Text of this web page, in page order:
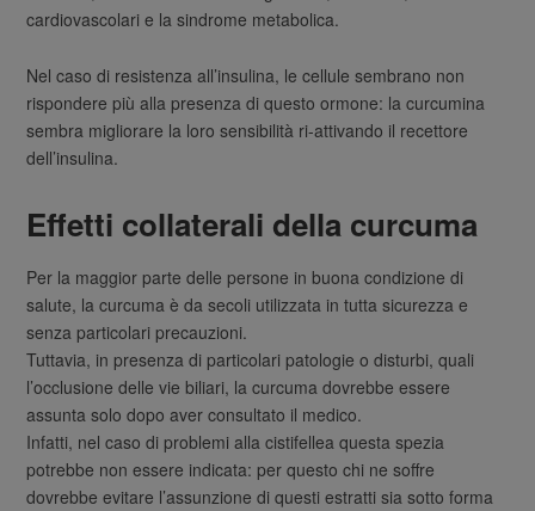
cardiovascolari e la sindrome metabolica.
Nel caso di resistenza all’insulina, le cellule sembrano non
rispondere più alla presenza di questo ormone: la curcumina
sembra migliorare la loro sensibilità ri-attivando il recettore
dell’insulina.
Effetti collaterali della curcuma
Per la maggior parte delle persone in buona condizione di
salute, la curcuma è da secoli utilizzata in tutta sicurezza e
senza particolari precauzioni.
Tuttavia, in presenza di particolari patologie o disturbi, quali
l’occlusione delle vie biliari, la curcuma dovrebbe essere
assunta solo dopo aver consultato il medico.
Infatti, nel caso di problemi alla cistifellea questa spezia
potrebbe non essere indicata: per questo chi ne soffre
dovrebbe evitare l’assunzione di questi estratti sia sotto forma